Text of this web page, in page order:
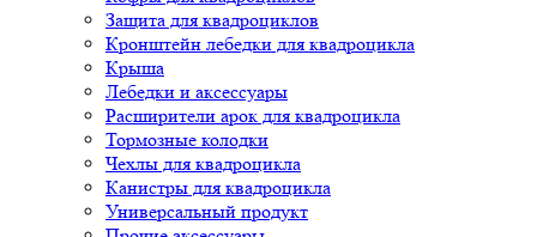
Защита для квадроциклов
Кронштейн лебедки для квадроцикла
Крыша
Лебедки и аксессуары
Расширители арок для квадроцикла
Тормозные колодки
Чехлы для квадроцикла
Канистры для квадроцикла
Универсальный продукт